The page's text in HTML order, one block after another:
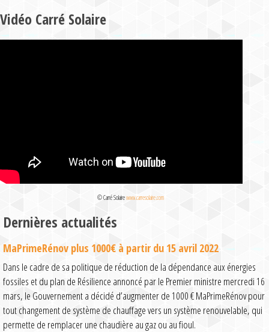
Vidéo Carré Solaire
© Carré Solairewww.carresolaire.com
Dernières actualités
MaPrimeRénov plus 1000€ à partir du 15 avril 2022
Dans le cadre de sa politique de réduction de la dépendance aux énergies
fossiles et du plan de Résilience annoncé par le Premier ministre mercredi 16
mars, le Gouvernement a décidé d’augmenter de 1000 € MaPrimeRénov pour
tout changement de système de chauffage vers un système renouvelable, qui
permette de remplacer une chaudière au gaz ou au fioul.